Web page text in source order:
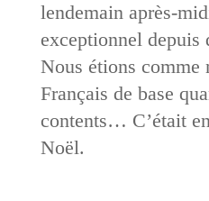
lendemain après-
exceptionnel depuis
Nous étions comme
Français de base
contents… C’était
Noël.